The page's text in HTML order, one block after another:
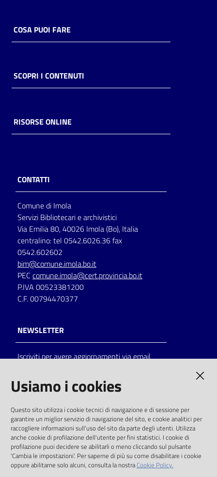
COSA PUOI FARE
SCOPRI I CONTENUTI
RISORSE ONLINE
CONTATTI
Comune di Imola
Servizi Bibliotecari e archivistici
Via Emilia 80, 40026 Imola (Bo), Italia
centralino: tel 0542.6026.36 fax
0542.602602
bim@comune.imola.bo.it
PEC comune.imola@cert.provincia.bo.it
P.IVA 00523381200
C.F. 00794470377
NEWSLETTER
Iscriviti per avere aggiornamenti via email
solo alle condizioni previste dalla direttiva
comunitaria 2003/98/CE e dal d.lgs. 36/2006
SOCIAL
Instagram
Usiamo i cookies
Questo sito utilizza i cookie tecnici di navigazione e di sessione per
garantire un miglior servizio di navigazione del sito, e cookie analitici per
raccogliere informazioni sull'uso del sito da parte degli utenti. Utilizza
anche cookie di profilazione dell'utente per fini statistici. I cookie di
profilazione puoi decidere se abilitarli o meno cliccando sul pulsante
'Cambia le impostazioni'. Per saperne di più su come disabilitare i cookie
oppure abilitarne solo alcuni, consulta la nostraCookie Policy.